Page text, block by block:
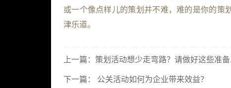
或一个像点样儿的策划并不难，难的是你的策
津乐道。
上一篇： 策划活动想少走弯路？请做好这些准
下一篇： 公关活动如何为企业带来效益？